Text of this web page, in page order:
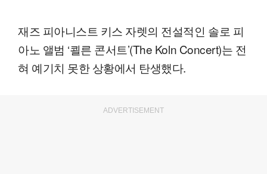
재즈 피아니스트 키스 자렛의 전설적인 솔로 피
아노 앨범 ‘쾰른 콘서트’(The Koln Concert)는 전
혀 예기치 못한 상황에서 탄생했다.
ADVERTISEMENT